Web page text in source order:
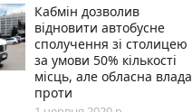
Кабмін дозволив
відновити автобусне
сполучення зі столицею
за умови 50% кількості
місць, але обласна влада
проти